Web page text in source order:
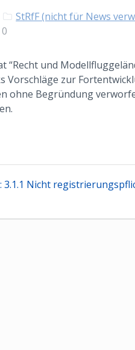
StRfF (nicht für News
0
“Recht und
Vorschläge zur
ohne Begründung
Previous
3.1.1 Nicht